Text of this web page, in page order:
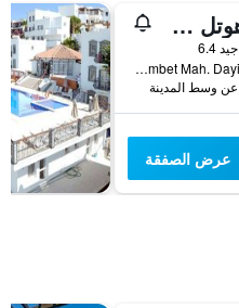
أبارت هوتل سييستا بيتش بودرم
جيد 6.4
Gumbet Mah. Dayilar Sok, 31, بودروم, تركيا
عرض الصفقة